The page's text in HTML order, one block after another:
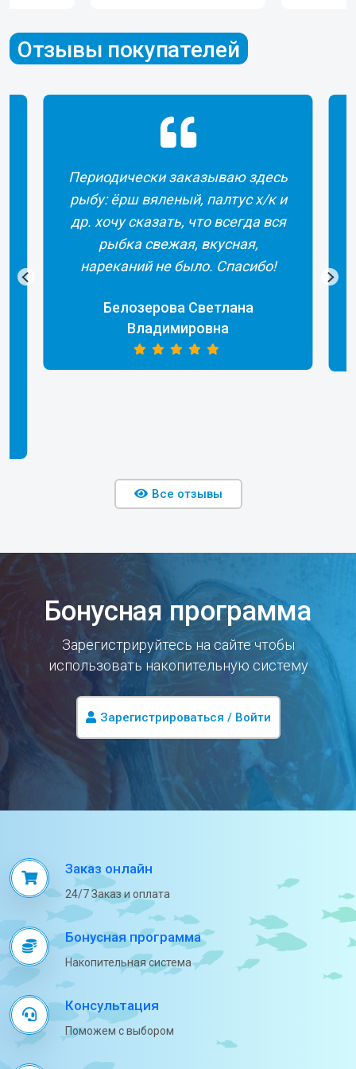
Отзывы покупателей
Периодически заказываю здесь
рыбу: ёрш вяленый, палтус х/к и
др. хочу сказать, что всегда вся
рыбка свежая, вкусная,
нареканий не было. Спасибо!
Белозерова Светлана
Владимировна
Все отзывы
Бонусная программа
Зарегистрируйтесь на сайте чтобы
использовать накопительную систему
Зарегистрироваться / Войти
Заказ онлайн
24/7 Заказ и оплата
Бонусная программа
Накопительная система
Консультация
Поможем с выбором